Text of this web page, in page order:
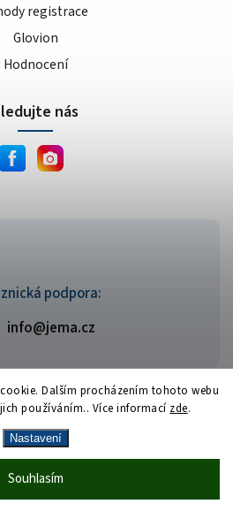
Dalším procházením tohoto webu
používáním.. Více informací zde.
Nastavení
Souhlasím
— celý srpen bez
podpora:
info@jema.cz
registrace
Glovion
Hodnocení
nás
JEMA.cz. Všechna práva vyhrazena.
Shoptet| Design